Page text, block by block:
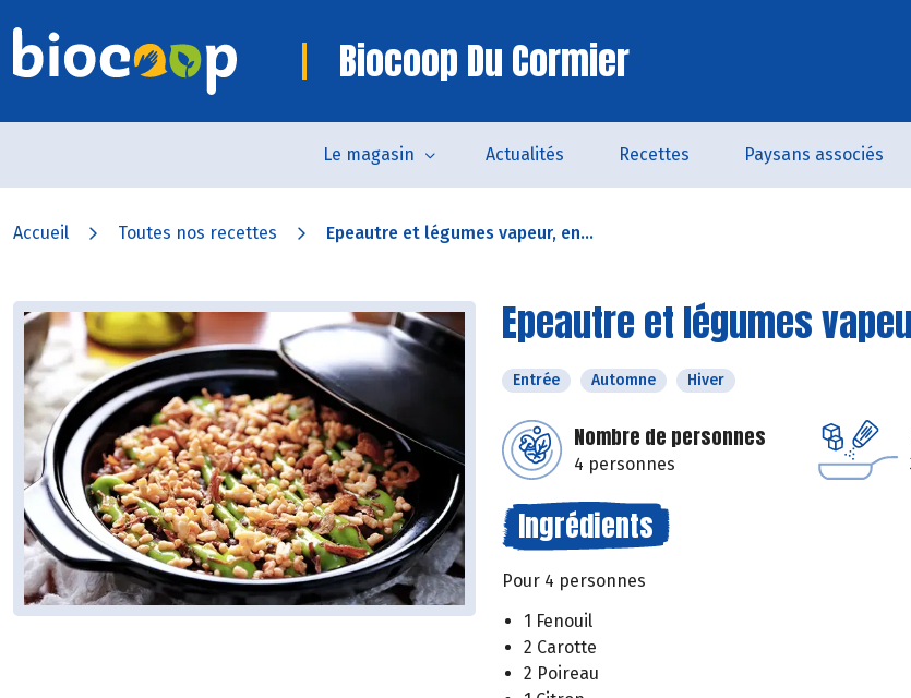
Biocoop Du Cormier
Le magasin Actualités Recettes Paysans associés
Accueil Toutes nos recettes Epeautre et légumes vapeur, en...
Epeautre et légumes
Entrée Automne Hiver
Nombre de personnes
4 personnes
Ingrédients
Pour 4 personnes
1 Fenouil
2 Carotte
2 Poireau